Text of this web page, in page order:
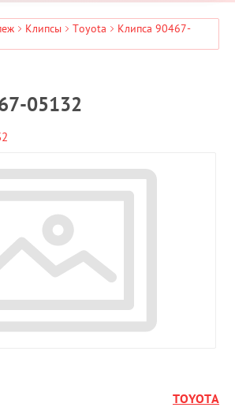
Клипсы Toyota Клипса 90467-
05132
TOYOTA